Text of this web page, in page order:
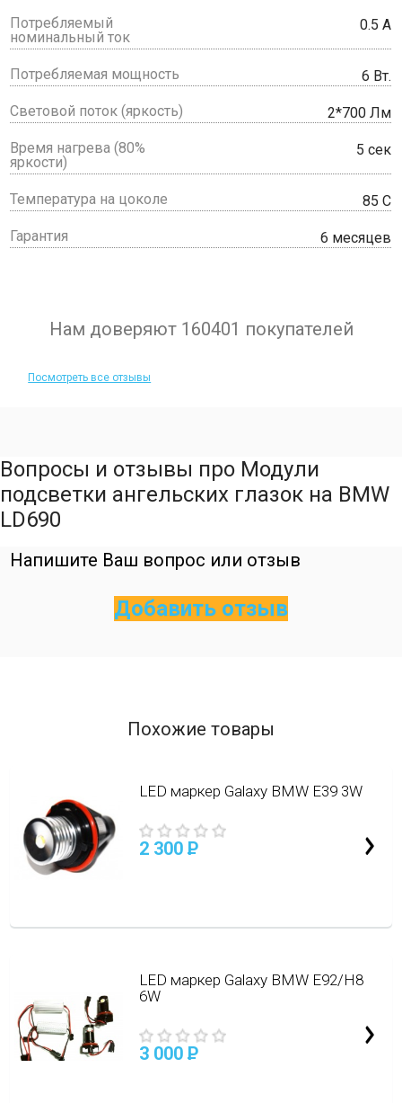
Потребляемый
номинальный ток
0.5 А
Потребляемая мощность 6 Вт.
Световой поток (яркость) 2*700 Лм
Время нагрева (80%
яркости)
5 сек
Температура на цоколе 85 С
Гарантия 6 месяцев
Нам доверяют 160401 покупателей
Посмотреть все отзывы
Вопросы и отзывы про Модули
подсветки ангельских глазок на BMW
LD690
Напишите Ваш вопрос или отзыв
Добавить отзыв
Похожие товары
LED маркер Galaxy BMW E39 3W
2 300 P
LED маркер Galaxy BMW E92/H8
6W
3 000 P